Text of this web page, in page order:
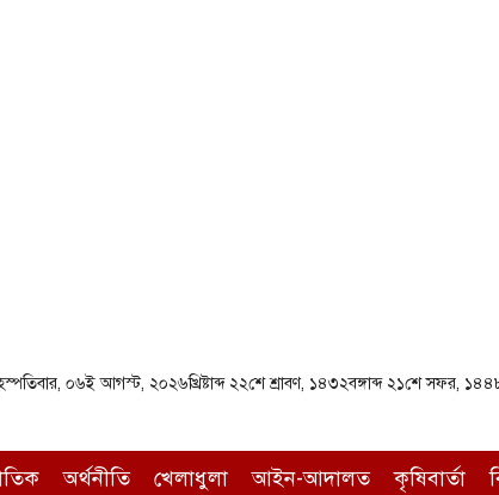
০৬ই আগস্ট, ২০২৬খ্রিষ্টাব্দ ২২শে শ্রাবণ, ১৪৩২বঙ্গাব্দ ২১শে সফর,
অর্থনীতি খেলাধুলা আইন-আদালত কৃষিবার্তা